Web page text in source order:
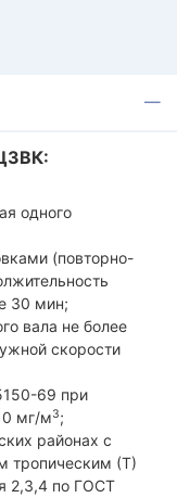
одного
(повторно-
30 мин;
вала не более
скорости
69 при
мг/м3;
районах с
тропическим (Т)
2,3,4 по ГОСТ